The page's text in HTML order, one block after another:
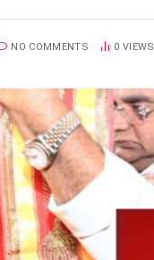
NO COMMENTS 0VIEWS